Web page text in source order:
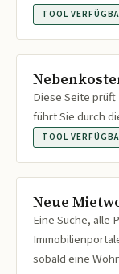
TOOL
Diese Seite
führt Sie durch
TOOL
Neue
Eine Suche, alle
sobald eine